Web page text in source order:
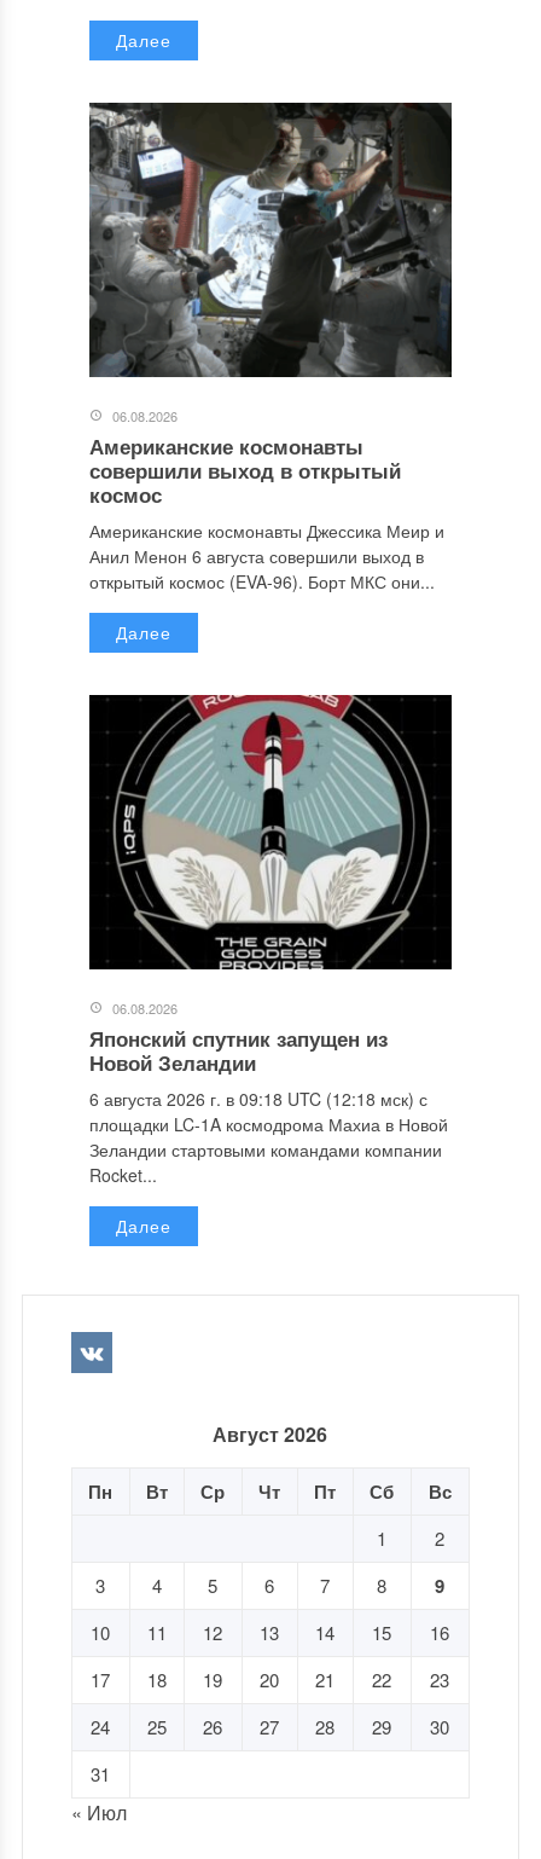
Далее
06.08.2026
Американские космонавты
совершили выход в открытый
космос
Американские космонавты Джессика Меир и
Анил Менон 6 августа совершили выход в
открытый космос (EVA-96). Борт МКС они...
Далее
06.08.2026
Японский спутник запущен из
Новой Зеландии
6 августа 2026 г. в 09:18 UTC (12:18 мск) с
площадки LC-1A космодрома Махиа в Новой
Зеландии стартовыми командами компании
Rocket...
Далее
Август 2026
Пн Вт Ср Чт Пт Сб Вс
1
2
3
4 5 6 7 8 9
10 11 12 13 14 15
16
17
18 19 20 21 22
23
24
25 26 27 28 29
30
31
« Июл